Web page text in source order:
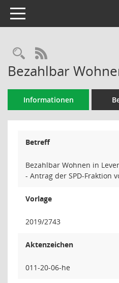
Toggle navigation
RSS-Feed
Bezahlbar
Informationen
Betreff
Bezahlbar Wohnen in
- Antrag der SPD-Fraktion
Vorlage
2019/2743
Aktenzeichen
011-20-06-he